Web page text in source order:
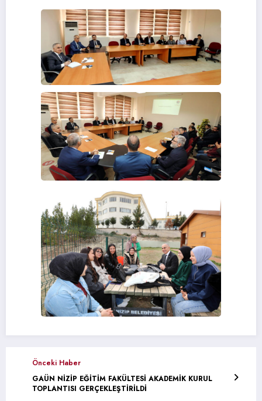
Önceki Haber
GAÜN NİZİP EĞİTİM FAKÜLTESİ AKADEMİK KURUL
TOPLANTISI GERÇEKLEŞTİRİLDİ